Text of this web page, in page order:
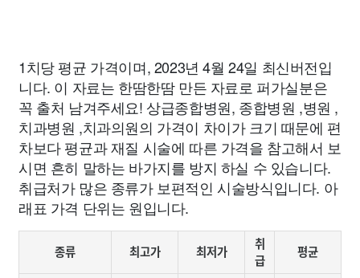
1치당 평균 가격이며, 2023년 4월 24일 최신버전입
니다. 이 자료는 한땀한땀 만든 자료로 퍼가실분은
꼭 출처 남겨주세요! 상급종합병원, 종합병원 ,병원 ,
치과병원 ,치과의원의 가격이 차이가 크기 때문에 편
차보다 평균과 재질 시술에 따른 가격을 참고해서 보
시면 흔히 말하는 바가지를 방지 하실 수 있습니다.
취급처가 많은 종류가 보편적인 시술방식입니다. 아
래표 가격 단위는 원입니다.
종류 최고가 최저가
취
급
평균